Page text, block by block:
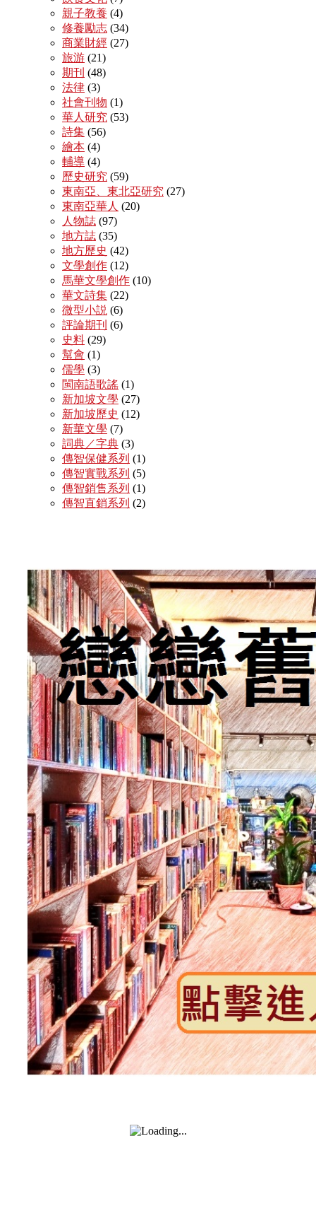
親子教養 (4)
修養勵志 (34)
商業財經 (27)
旅游 (21)
期刊 (48)
法律 (3)
社會刊物 (1)
華人研究 (53)
詩集 (56)
繪本 (4)
輔導 (4)
歷史研究 (59)
東南亞、東北亞研究 (27)
東南亞華人 (20)
人物誌 (97)
地方誌 (35)
地方歷史 (42)
文學創作 (12)
馬華文學創作 (10)
華文詩集 (22)
微型小説 (6)
評論期刊 (6)
史料 (29)
幫會 (1)
儒學 (3)
閩南語歌謠 (1)
新加坡文學 (27)
新加坡歷史 (12)
新華文學 (7)
詞典／字典 (3)
傳智保健系列 (1)
傳智實戰系列 (5)
傳智銷售系列 (1)
傳智直銷系列 (2)